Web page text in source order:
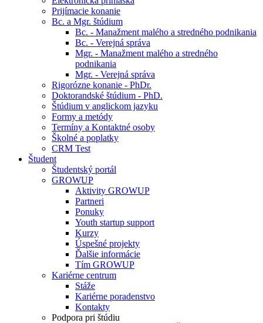
Prijímacie konanie
Bc. a Mgr. štúdium
Bc. - Manažment malého a stredného podnikania
Bc. - Verejná správa
Mgr. - Manažment malého a stredného
podnikania
Mgr. - Verejná správa
Rigorózne konanie - PhDr.
Doktorandské štúdium - PhD.
Štúdium v anglickom jazyku
Formy a metódy
Termíny a Kontaktné osoby
Školné a poplatky
CRM Test
Študent
Študentský portál
GROWUP
Aktivity GROWUP
Partneri
Ponuky
Youth startup support
Kurzy
Úspešné projekty
Ďalšie informácie
Tím GROWUP
Kariérne centrum
Stáže
Kariérne poradenstvo
Kontakty
Podpora pri štúdiu